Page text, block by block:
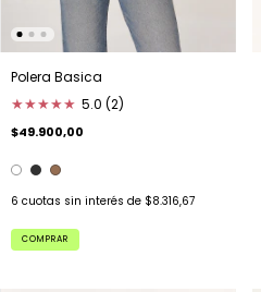
Polera Basica
★★★★★ 5.0 (2)
$49.900,00
6 cuotas sin interés de $8.316,67
COMPRAR